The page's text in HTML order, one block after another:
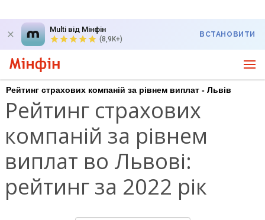
Multi від Мінфін
(8,9K+)
ВСТАНОВИТИ
Рейтинг страхових компаній за рівнем виплат - Львів
Рейтинг страхових
компаній за рівнем
виплат во Львові:
рейтинг за 2022 рік